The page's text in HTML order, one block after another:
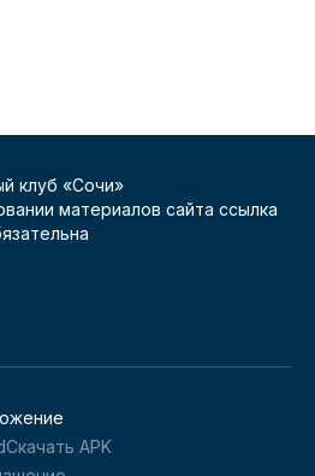
клуб «Сочи»
материалов сайта ссылка
Скачать APK